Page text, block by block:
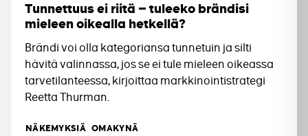
Tunnettuus ei riitä – tuleeko brändisi
mieleen oikealla hetkellä?
Brändi voi olla kategoriansa tunnetuin ja silti
hävitä valinnassa, jos se ei tule mieleen oikeassa
tarvetilanteessa, kirjoittaa markkinointistrategi
Reetta Thurman.
Tagit
NÄKEMYKSIÄ OMAKYNÄ